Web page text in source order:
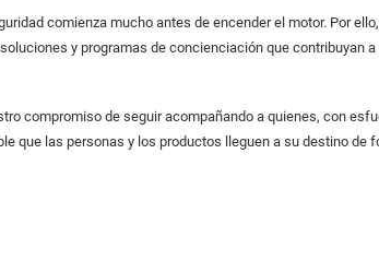
comienza mucho antes de encender el motor. Por
y programas de concienciación que contribuyan
compromiso de seguir acompañando a quienes, con
que las personas y los productos lleguen a su destino de